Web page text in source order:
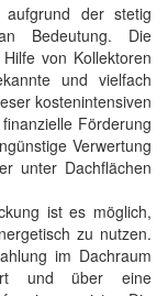
aufgrund der stetig
Bedeutung. Die
von Kollektoren
und vielfach
kostenintensiven
Förderung
Verwertung
unter Dachflächen
ist es möglich,
zu nutzen.
im Dachraum
und über eine